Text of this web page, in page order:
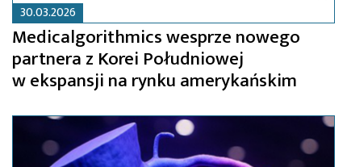
30.03.2026
Medicalgorithmics wesprze nowego
partnera z Korei Południowej
w ekspansji na rynku amerykańskim